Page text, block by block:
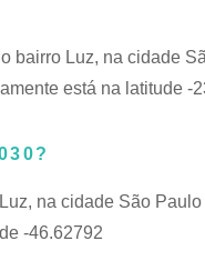
bairro Luz, na cidade
está na latitude -
na cidade São
-46.62792